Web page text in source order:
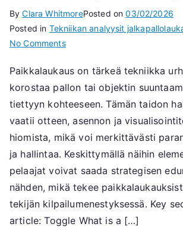
ByClara WhitmorePosted on03/02/2026
Posted in Tekniikan analyysit
No Commentson
Tarkkuus,
Tekniikka,
Keskittyminen
Paikkalaukaus on tärkeä tekniikka
korostaa pallon tai objektin
tiettyyn kohteeseen. Tämän taidon
vaatii otteen, asennon ja
hiomista, mikä voi merkittävästi
ja hallintaa. Keskittymällä näihin
pelaajat voivat saada strategisen
nähden, mikä tekee
tekijän kilpailumenestyksessä. Key
article: Toggle What is a […]